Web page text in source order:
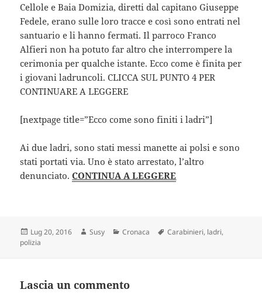
Cellole e Baia Domizia, diretti dal capitano Giuseppe
Fedele, erano sulle loro tracce e così sono entrati nel
santuario e li hanno fermati. Il parroco Franco
Alfieri non ha potuto far altro che interrompere la
cerimonia per qualche istante. Ecco come è finita per
i giovani ladruncoli. CLICCA SUL PUNTO 4 PER
CONTINUARE A LEGGERE
[nextpage title=”Ecco come sono finiti i ladri”]
Ai due ladri, sono stati messi manette ai polsi e sono
stati portati via. Uno è stato arrestato, l’altro
denunciato.CONTINUA A LEGGERE
Scritto
il
Lug 20, 2016 Autore
Susy Categorie
Cronaca Tag
Carabinieri, ladri,
polizia
Lascia un commento